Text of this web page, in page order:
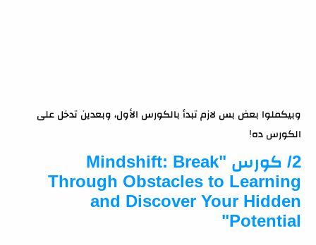
وبيكملوا بعض بس لازم تبدأ بالكورس الأول، وبعدين تدخل على
الكورس ده!
2/ كورس "Mindshift: Break
Through Obstacles to Learning
and Discover Your Hidden
Potential"